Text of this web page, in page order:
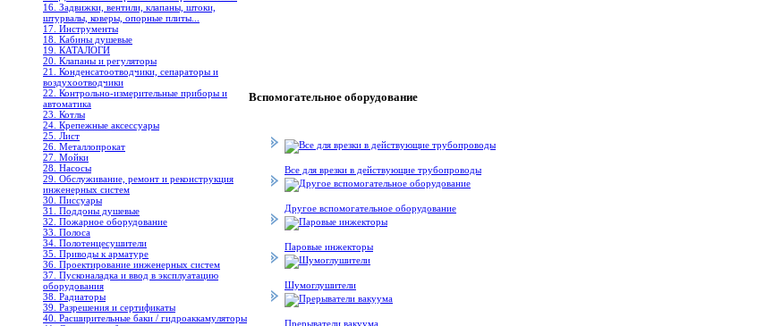
16. Задвижки, вентили, клапаны, штоки,
штурвалы, коверы, опорные плиты...
17. Инструменты
18. Кабины душевые
19. КАТАЛОГИ
20. Клапаны и регуляторы
21. Конденсатоотводчики, сепараторы и
воздухоотводчики
22. Контрольно-измерительные приборы и
автоматика
23. Котлы
24. Крепежные аксессуары
25. Лист
26. Металлопрокат
27. Мойки
28. Насосы
29. Обслуживание, ремонт и реконструкция
инженерных систем
30. Писсуары
31. Поддоны душевые
32. Пожарное оборудование
33. Полоса
34. Полотенцесушители
35. Приводы к арматуре
36. Проектирование инженерных систем
37. Пусконаладка и ввод в эксплуатацию
оборудования
38. Радиаторы
39. Разрешения и сертификаты
40. Расширительные баки / гидроаккамуляторы
Вспомогательное оборудование
Все для врезки в действующие трубопроводы
Другое вспомогательное оборудование
Паровые инжекторы
Шумоглушители
Прерыватели вакуума